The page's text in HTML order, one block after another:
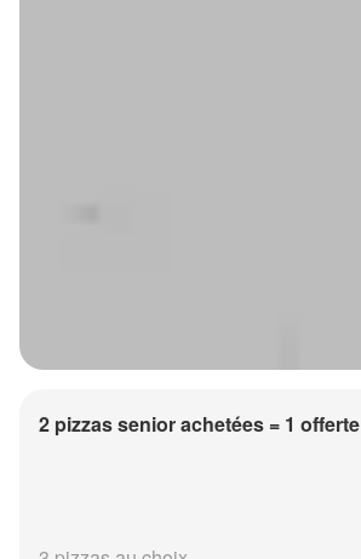
2 pizzas senior achetées = 1 offerte